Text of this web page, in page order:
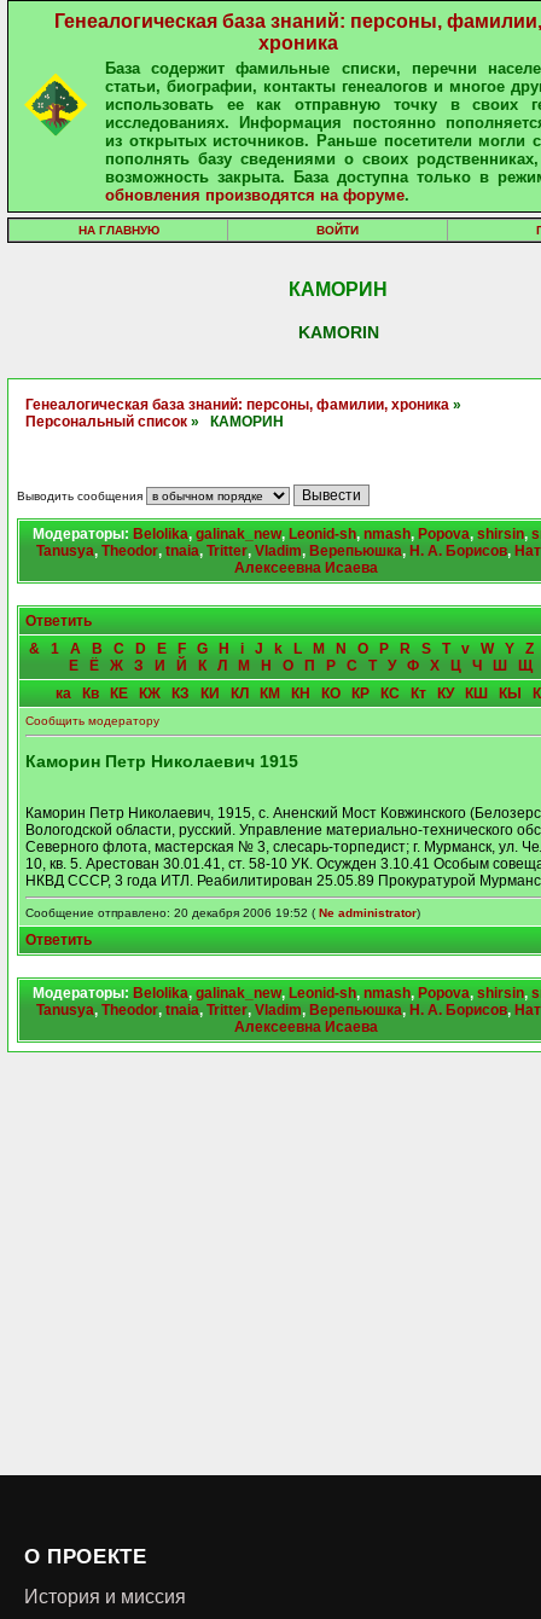
Генеалогическая база знаний: персоны, фамилии,
хроника
База содержит фамильные списки, перечни
статьи, биографии, контакты генеалогов и многое
использовать ее как отправную точку в своих
исследованиях. Информация постоянно
из открытых источников. Раньше посетители могли
пополнять базу сведениями о своих
возможность закрыта. База доступна только в
обновления производятся на форуме.
НА ГЛАВНУЮ ВОЙТИ
КАМОРИН
KAMORIN
Генеалогическая база знаний: персоны, фамилии, хроника »
Персональный список » КАМОРИН
Выводить сообщения
Модераторы: Belolika, galinak_new, Leonid-sh, nmash, Popova, shirsin,
Tanusya, Theodor, tnaia, Tritter, Vladim, Верепьюшка, Н. А. Борисов,
Алексеевна Исаева
Ответить
&
1 A B C D E F G H i J k L M N O P R S T v W Y
Z
Е
Ё Ж З И Й К Л М Н О П Р С Т У Ф Х Ц Ч Ш
Щ
ка
Кв КЕ КЖ КЗ КИ КЛ КМ КН КО КР КС Кт КУ КШ КЫ
Сообщить модератору
Каморин Петр Николаевич 1915
Каморин Петр Николаевич, 1915, с. Аненский Мост Ковжинского
Вологодской области, русский. Управление материально-технического
Северного флота, мастерская № 3, слесарь-торпедист; г. Мурманск, ул.
10, кв. 5. Арестован 30.01.41, ст. 58-10 УК. Осужден 3.10.41 Особым
НКВД СССР, 3 года ИТЛ. Реабилитирован 25.05.89 Прокуратурой
Сообщение отправлено: 20 декабря 2006 19:52 ( Ne administrator)
Ответить
Модераторы: Belolika, galinak_new, Leonid-sh, nmash, Popova, shirsin,
Tanusya, Theodor, tnaia, Tritter, Vladim, Верепьюшка, Н. А. Борисов,
Алексеевна Исаева
О ПРОЕКТЕ
История и миссия